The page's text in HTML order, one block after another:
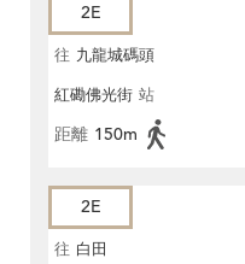
2E
往 九龍城碼頭
紅磡佛光街 站
距離 150m
2E
往 白田